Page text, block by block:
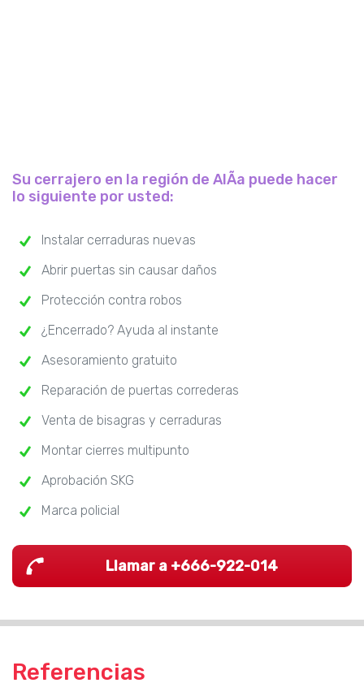
Su cerrajero en la región de AlÃ­a puede hacer
lo siguiente por usted:
Instalar cerraduras nuevas
Abrir puertas sin causar daños
Protección contra robos
¿Encerrado? Ayuda al instante
Asesoramiento gratuito
Reparación de puertas correderas
Venta de bisagras y cerraduras
Montar cierres multipunto
Aprobación SKG
Marca policial
Llamar a +666-922-014
Referencias